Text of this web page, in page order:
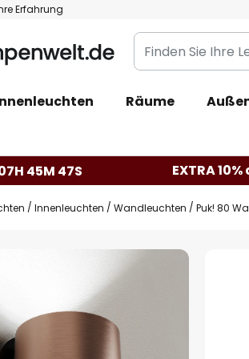
Erfahrung
Finden
Sie
Leuchte...
Räume
45M 46S EXTRA
Innenleuchten Wandleuchten Puk! 80